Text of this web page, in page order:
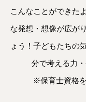
こんなことができた
な発想・想像が広が
ょう！子どもたちの
分で考える力
※保育士資格